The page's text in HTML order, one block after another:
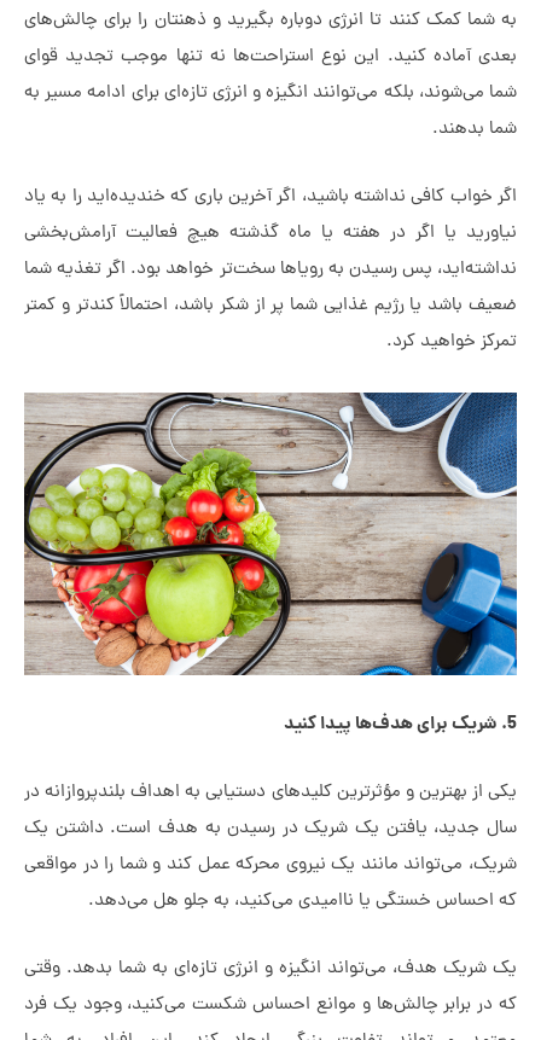
کمک کنند تا انرژی دوباره بگیرید و ذهنتان را برای چالش‌های
کنید. این نوع استراحت‌ها نه تنها موجب تجدید قوای
بلکه می‌توانند انگیزه و انرژی تازه‌ای برای ادامه مسیر به
کافی نداشته باشید، اگر آخرین باری که خندیده‌اید را به یاد
یا اگر در هفته یا ماه گذشته هیچ فعالیت آرامش‌بخشی
پس رسیدن به رویاها سخت‌تر خواهد بود. اگر تغذیه شما
یا رژیم غذایی شما پر از شکر باشد، احتمالاً کندتر و کمتر
خواهید کرد.
بهترین و مؤثرترین کلیدهای دستیابی به اهداف بلندپروازانه در
یافتن یک شریک در رسیدن به هدف است. داشتن یک
می‌تواند مانند یک نیروی محرکه عمل کند و شما را در مواقعی
خستگی یا ناامیدی می‌کنید، به جلو هل می‌دهد.
هدف، می‌تواند انگیزه و انرژی تازه‌ای به شما بدهد. وقتی
برابر چالش‌ها و موانع احساس شکست می‌کنید، وجود یک فرد